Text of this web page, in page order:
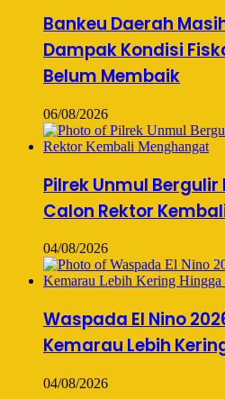
Bankeu Daerah
Dampak Kondisi
Belum Membaik
06/08/2026
Pilrek Unmul
Calon Rektor
04/08/2026
Waspada El Nino
Kemarau Lebih
04/08/2026